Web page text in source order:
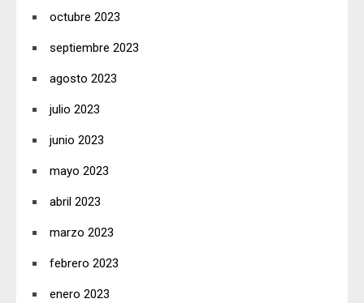
octubre 2023
septiembre 2023
agosto 2023
julio 2023
junio 2023
mayo 2023
abril 2023
marzo 2023
febrero 2023
enero 2023